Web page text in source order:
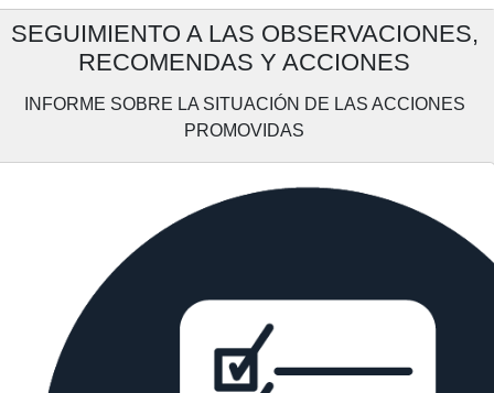
SEGUIMIENTO A LAS OBSERVACIONES,
RECOMENDAS Y ACCIONES
INFORME SOBRE LA SITUACIÓN DE LAS ACCIONES
PROMOVIDAS